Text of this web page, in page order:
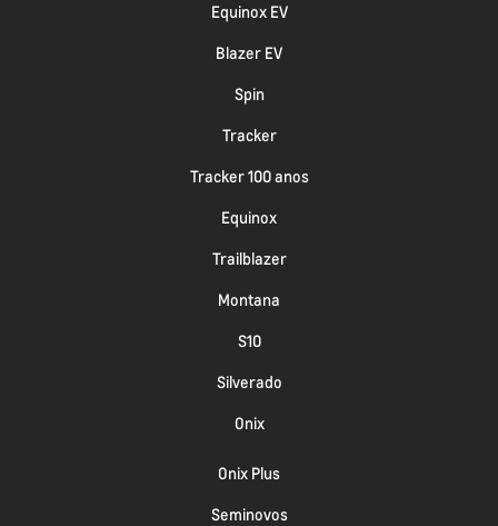
Equinox EV
Blazer EV
Spin
Tracker
Tracker 100 anos
Equinox
Trailblazer
Montana
S10
Silverado
Onix
Onix Plus
Seminovos